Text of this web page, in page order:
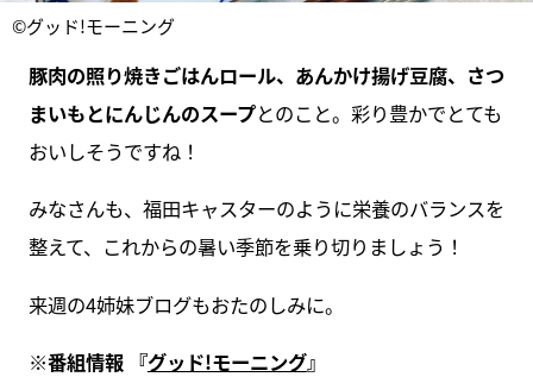
©グッド!モーニング
豚肉の照り焼きごはんロール、あんかけ揚げ豆腐、さつ
まいもとにんじんのスープとのこと。彩り豊かでとても
おいしそうですね！
みなさんも、福田キャスターのように栄養のバランスを
整えて、これからの暑い季節を乗り切りましょう！
来週の4姉妹ブログもおたのしみに。
※番組情報 『グッド!モーニング』